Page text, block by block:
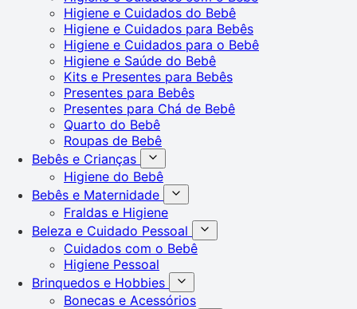
Higiene e Cuidados do Bebê
Higiene e Cuidados para Bebês
Higiene e Cuidados para o Bebê
Higiene e Saúde do Bebê
Kits e Presentes para Bebês
Presentes para Bebês
Presentes para Chá de Bebê
Quarto do Bebê
Roupas de Bebê
Bebês e Crianças
Higiene do Bebê
Bebês e Maternidade
Fraldas e Higiene
Beleza e Cuidado Pessoal
Cuidados com o Bebê
Higiene Pessoal
Brinquedos e Hobbies
Bonecas e Acessórios